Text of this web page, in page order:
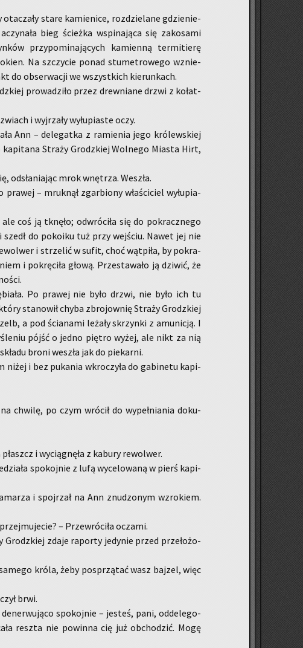
ota­cza­ły stare ka­mie­ni­ce, roz­dzie­la­ne gdzie­nie­
bieg ścież­ka wspi­na­ją­ca się za­ko­sa­mi
przy­po­mi­na­ją­cych ka­mien­ną ter­mi­tie­rę
Na szczy­cie ponad stu­me­tro­we­go wznie­
do ob­ser­wa­cji we wszyst­kich kie­run­kach.
pro­wa­dzi­ło przez drew­nia­ne drzwi z ko­łat­
i wyj­rza­ły wy­łu­pia­ste oczy.
Ann – de­le­gat­ka z ra­mie­nia jego kró­lew­skiej
Stra­ży Grodz­kiej Wol­ne­go Mia­sta Hirt,
od­sła­nia­jąc mrok wnę­trza. We­szła.
– mruk­nął zgar­bio­ny wła­ści­ciel wy­łu­pia­
coś ją tknę­ło; od­wró­ci­ła się do po­kracz­ne­go
szedł do po­ko­iku tuż przy wej­ściu. Nawet jej nie
i strze­lić w sufit, choć wąt­pi­ła, by po­kra­
i po­krę­ci­ła głową. Prze­sta­wa­ło ją dzi­wić, że
Po pra­wej nie było drzwi, nie było ich tu
sta­no­wił chyba zbro­jow­nię Stra­ży Grodz­kiej
a pod ścia­na­mi le­ża­ły skrzyn­ki z amu­ni­cją. I
pójść o jedno pię­tro wyżej, ale nikt za nią
broni we­szła jak do pie­kar­ni.
niżej i bez pu­ka­nia wkro­czy­ła do ga­bi­ne­tu ka­pi­
chwi­lę, po czym wró­cił do wy­peł­nia­nia do­ku­
i wy­cią­gnę­ła z ka­bu­ry re­wol­wer.
spo­koj­nie z lufą wy­ce­lo­wa­ną w pierś ka­pi­
i spoj­rzał na Ann znu­dzo­nym wzro­kiem.
– Prze­wró­ci­ła ocza­mi.
Grodz­kiej zdaje ra­por­ty je­dy­nie przed prze­ło­żo­
króla, żeby po­sprzą­tać wasz baj­zel, więc
brwi.
spo­koj­nie – je­steś, pani, od­de­le­go­
resz­ta nie po­win­na cię już ob­cho­dzić. Mogę